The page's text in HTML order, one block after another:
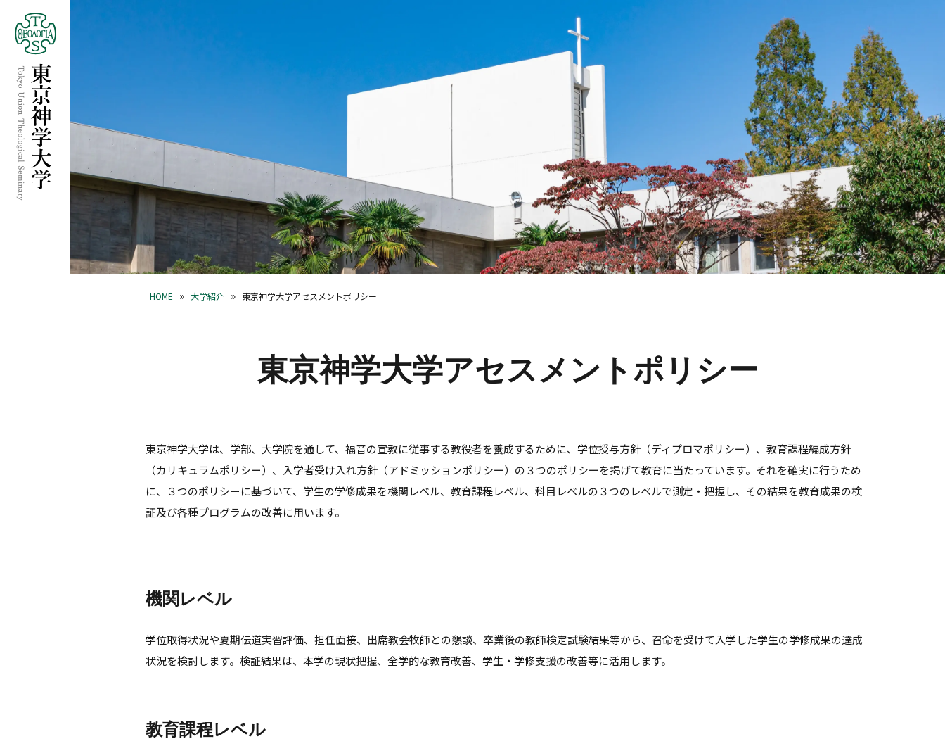
HOME » 大学紹介 » 東京神学大学アセスメントポリシー
東京神学大学アセスメントポリシー
東京神学大学は、学部、大学院を通して、福音の宣教に従事する教役者を養成するために、学位授与方針（ディプロマポリシー）、教育課程編成方針
（カリキュラムポリシー）、入学者受け入れ方針（アドミッションポリシー）の３つのポリシーを掲げて教育に当たっています。それを確実に行うため
に、３つのポリシーに基づいて、学生の学修成果を機関レベル、教育課程レベル、科目レベルの３つのレベルで測定・把握し、その結果を教育成果の検
証及び各種プログラムの改善に用います。
機関レベル
学位取得状況や夏期伝道実習評価、担任面接、出席教会牧師との懇談、卒業後の教師検定試験結果等から、召命を受けて入学した学生の学修成果の達成
状況を検討します。検証結果は、本学の現状把握、全学的な教育改善、学生・学修支援の改善等に活用します。
教育課程レベル